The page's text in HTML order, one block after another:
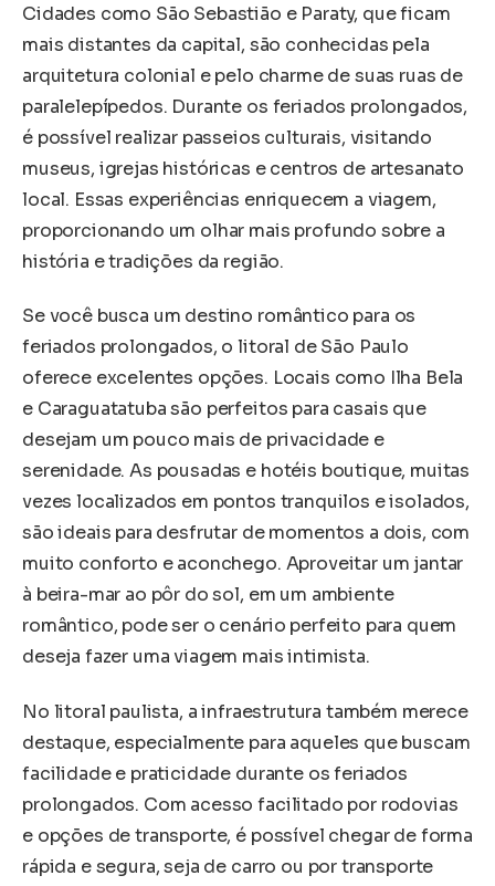
Cidades como São Sebastião e Paraty, que ficam
mais distantes da capital, são conhecidas pela
arquitetura colonial e pelo charme de suas ruas de
paralelepípedos. Durante os feriados prolongados,
é possível realizar passeios culturais, visitando
museus, igrejas históricas e centros de artesanato
local. Essas experiências enriquecem a viagem,
proporcionando um olhar mais profundo sobre a
história e tradições da região.
Se você busca um destino romântico para os
feriados prolongados, o litoral de São Paulo
oferece excelentes opções. Locais como Ilha Bela
e Caraguatatuba são perfeitos para casais que
desejam um pouco mais de privacidade e
serenidade. As pousadas e hotéis boutique, muitas
vezes localizados em pontos tranquilos e isolados,
são ideais para desfrutar de momentos a dois, com
muito conforto e aconchego. Aproveitar um jantar
à beira-mar ao pôr do sol, em um ambiente
romântico, pode ser o cenário perfeito para quem
deseja fazer uma viagem mais intimista.
No litoral paulista, a infraestrutura também merece
destaque, especialmente para aqueles que buscam
facilidade e praticidade durante os feriados
prolongados. Com acesso facilitado por rodovias
e opções de transporte, é possível chegar de forma
rápida e segura, seja de carro ou por transporte